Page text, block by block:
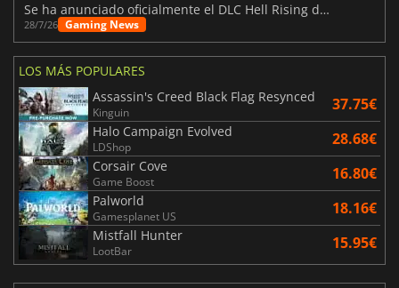
Se ha anunciado oficialmente el DLC Hell Rising de Nioh 3
28/7/26 Gaming News
LOS MÁS POPULARES
Assassin's Creed Black Flag Resynced
Kinguin 37.75€
Halo Campaign Evolved
LDShop 28.68€
Corsair Cove
Game Boost 16.80€
Palworld
Gamesplanet US 18.16€
Mistfall Hunter
LootBar 15.95€